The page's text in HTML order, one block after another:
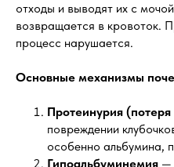
отходы и выводят их с
возвращается в кровоток.
процесс нарушается.
Основные механизмы
Протеинурия
повреждении
особенно альбумина,
Гипоальбуминемия —